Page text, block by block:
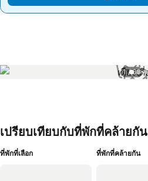
1 / 66
เปรียบเทียบกับที่พักที่คล้ายกัน
ที่พักที่เลือก ที่พักที่คล้ายกัน